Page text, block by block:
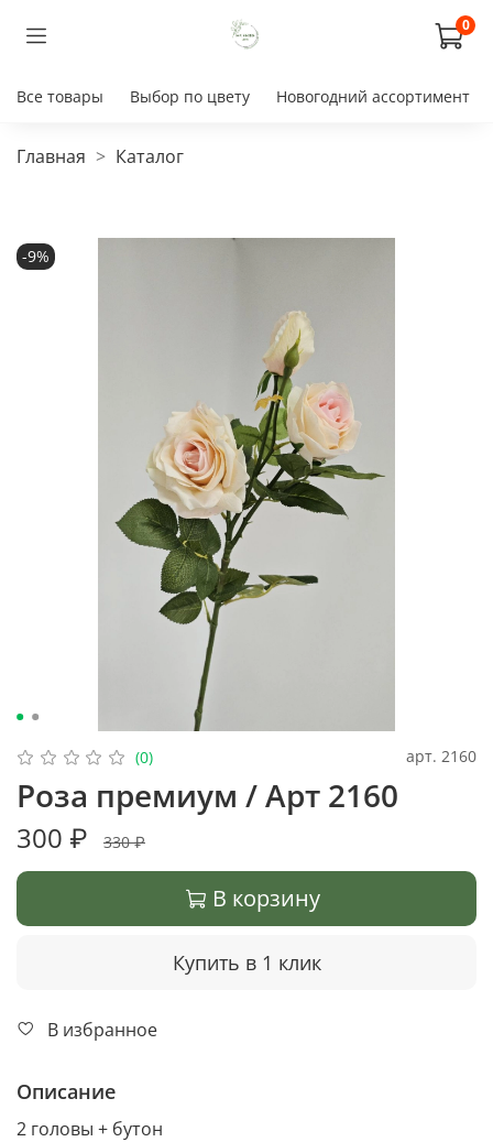
0
Все товары Выбор по цвету Новогодний ассортимент
Главная Каталог
-9%
(0) арт. 2160
Роза премиум / Арт 2160
300 ₽ 330 ₽
В корзину
Купить в 1 клик
В избранное
Описание
2 головы + бутон